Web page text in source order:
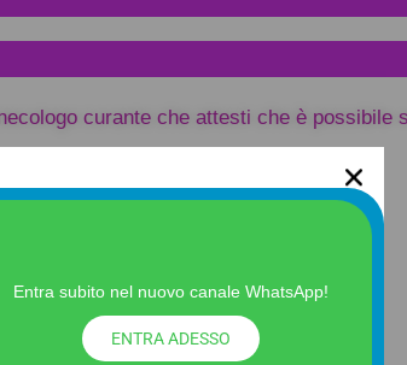
curante che attesti che è possibile
Entra subito nel nuovo canale WhatsApp!
ENTRA ADESSO